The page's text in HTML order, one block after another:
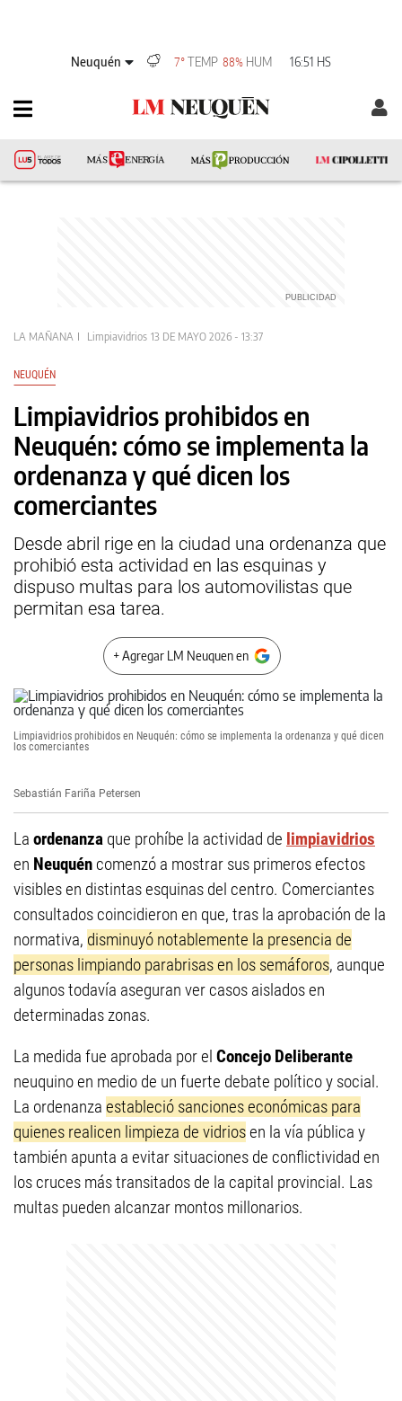
Neuquén 7° TEMP 88% HUM 16:51 HS
LA MAÑANA Limpiavidrios 13 DE MAYO 2026 - 13:37
NEUQUÉN
Limpiavidrios prohibidos en
Neuquén: cómo se implementa la
ordenanza y qué dicen los
comerciantes
Desde abril rige en la ciudad una ordenanza que
prohibió esta actividad en las esquinas y
dispuso multas para los automovilistas que
permitan esa tarea.
+ Agregar LM Neuquen en
Limpiavidrios prohibidos en Neuquén: cómo se implementa la ordenanza y qué dicen
los comerciantes
Sebastián Fariña Petersen
La ordenanza que prohíbe la actividad de limpiavidrios
en Neuquén comenzó a mostrar sus primeros efectos
visibles en distintas esquinas del centro. Comerciantes
consultados coincidieron en que, tras la aprobación de la
normativa, disminuyó notablemente la presencia de
personas limpiando parabrisas en los semáforos, aunque
algunos todavía aseguran ver casos aislados en
determinadas zonas.
La medida fue aprobada por el Concejo Deliberante
neuquino en medio de un fuerte debate político y social.
La ordenanza estableció sanciones económicas para
quienes realicen limpieza de vidriosen la vía pública y
también apunta a evitar situaciones de conflictividad en
los cruces más transitados de la capital provincial. Las
multas pueden alcanzar montos millonarios.